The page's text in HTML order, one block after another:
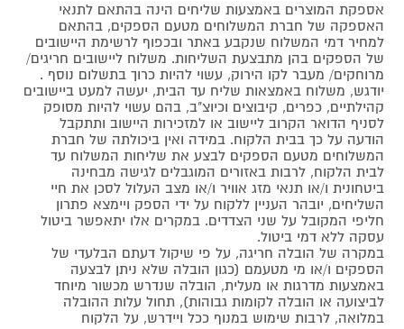
אספקת המוצרים באמצעות שליחים הינה בהתאם לתנאי
האספקה של חברת המשלוחים מטעם הספקים, בהתאם
למחיר דמי המשלוח שנקבע באתר ובכפוף לרשימת היישובים
של הספקים בהן מתבצעת השליחות. משלוח ליישובים חריגים/
מרוחקים/ מעבר לקו הירוק, עשוי להיות כרוך בתשלום נוסף .
יודגש, משלוח באמצאות שליח עד הבית, יעשה למעט ביישובים
קהילתיים, כפרים, קיבוצים וכיוצ"ב, בהם עשוי להיות מסופק
לסניף הדואר הקרוב ליישוב או למזכירות היישוב ותתקבל
הודעה על כך בבית הלקוח. במידה ואין ביכולתה של חברת
המשלוחים מטעם הספקים לבצע את שליחות המשלוח עד
לבית הלקוח, לרבות באזורים המוגבלים לגישה מבחינה
ביטחונית ו/או תנאי מזג אוויר ו/או מצב העלול לסכן את חיי
השליחים, יובהר העניין ללקוח על ידי הספק ויימצא פתרון
חליפי המקובל על שני הצדדים. במקרים אלו יתאפשר ביטול
עסקה ללא דמי ביטול.
במקרה של הובלה חריגה, על פי שיקול דעתם הבלעדי של
הספקים ו/או מי מטעמם (כגון הובלה שלא ניתן לבצעה
באמצעות מדרגות או מעלית, הובלה שנדרש מכשור מיוחד
לביצועה או הובלה לקומות גבוהות), תחול עלות ההובלה
במלואה, לרבות שימוש במנוף ככל ויידרש, על הלקוח